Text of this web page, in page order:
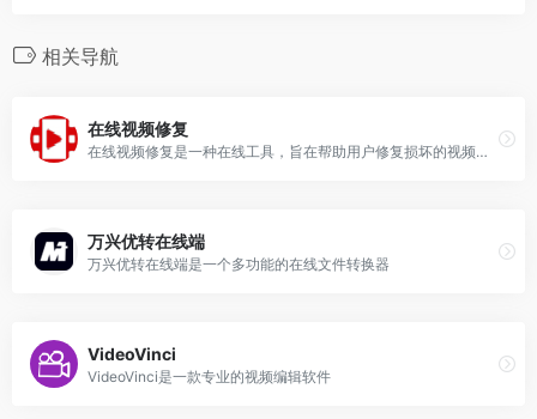
相关导航
在线视频修复
在线视频修复是一种在线工具，旨在帮助用户修复损坏的视频文件。
万兴优转在线端
万兴优转在线端是一个多功能的在线文件转换器
VideoVinci
VideoVinci是一款专业的视频编辑软件